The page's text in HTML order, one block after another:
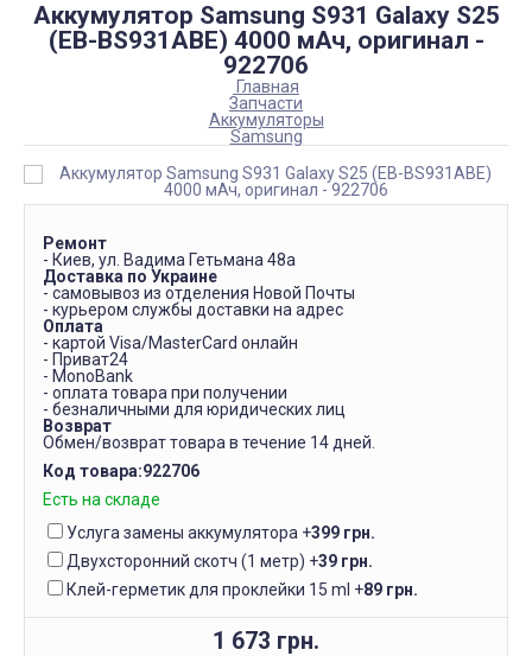
Аккумулятор Samsung S931 Galaxy S25
(EB-BS931ABE) 4000 мАч, оригинал -
922706
Главная
Запчасти
Аккумуляторы
Samsung
Ремонт
- Киев, ул. Вадима Гетьмана 48а
Доставка по Украине
- самовывоз из отделения Новой Почты
- курьером службы доставки на адрес
Оплата
- картой Visa/MasterCard онлайн
- Приват24
- MonoBank
- оплата товара при получении
- безналичными для юридических лиц
Возврат
Обмен/возврат товара в течение 14 дней.
Код товара:922706
Есть на складе
Услуга замены аккумулятора +399 грн.
Двухсторонний скотч (1 метр) +39 грн.
Клей-герметик для проклейки 15 ml +89 грн.
1 673 грн.